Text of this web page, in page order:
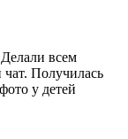
всем
Получилась
у детей